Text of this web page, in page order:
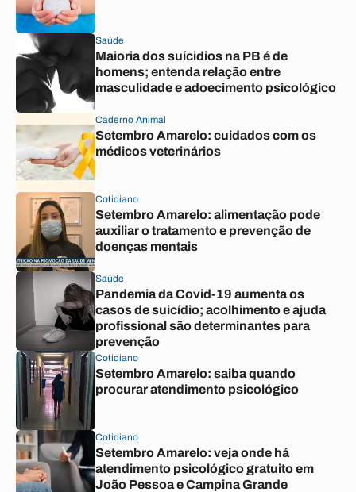
Saúde
Maioria dos suícidios na PB é de
homens; entenda relação entre
masculidade e adoecimento psicológico
Caderno Animal
Setembro Amarelo: cuidados com os
médicos veterinários
Cotidiano
Setembro Amarelo: alimentação pode
auxiliar o tratamento e prevenção de
doenças mentais
Saúde
Pandemia da Covid-19 aumenta os
casos de suicídio; acolhimento e ajuda
profissional são determinantes para
prevenção
Cotidiano
Setembro Amarelo: saiba quando
procurar atendimento psicológico
Cotidiano
Setembro Amarelo: veja onde há
atendimento psicológico gratuito em
João Pessoa e Campina Grande